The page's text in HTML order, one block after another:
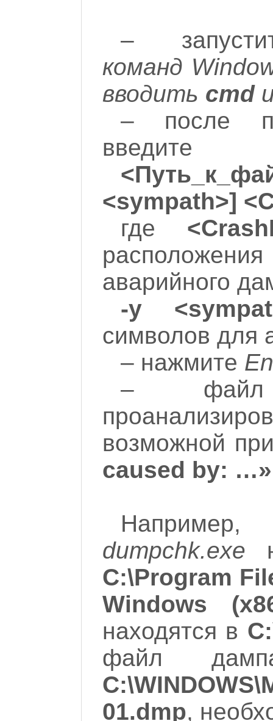
–
команд
вводить cmd
– после
введите
<sympath>]
где
аварийного
-y
символов для
– нажмите
– файл
возможной
caused by: …»
dumpchk.exe
C:\Program
Windows
находятся в
файл
01.dmp,